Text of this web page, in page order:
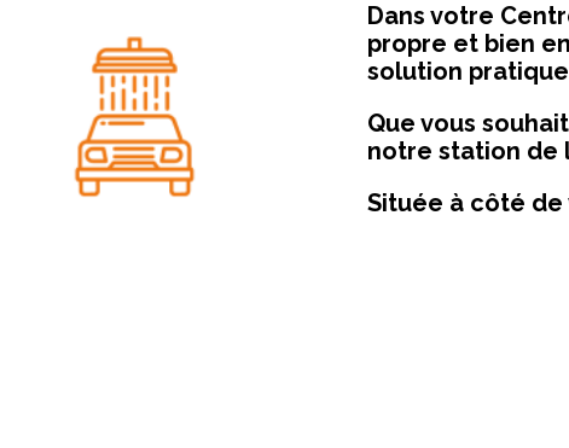
Dans votre
propre et bien
solution
Que vous
notre station de
Située à côté